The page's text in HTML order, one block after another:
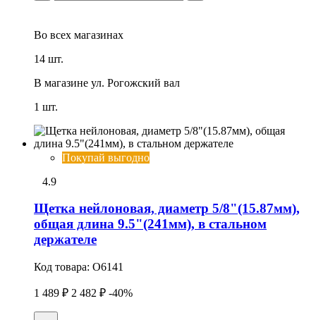
Во всех магазинах
14 шт.
В магазине ул. Рогожский вал
1 шт.
Покупай выгодно
4.9
Щетка нейлоновая, диаметр 5/8"(15.87мм),
общая длина 9.5"(241мм), в стальном
держателе
Код товара: O6141
1 489 ₽ 2 482 ₽ -40%